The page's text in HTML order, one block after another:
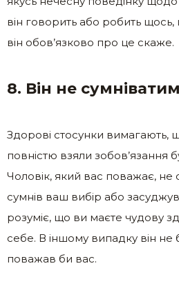
він говорить або робить
він обов’язково про це скаже.
8. Він не
Здорові стосунки
повністю взяли зобов’язання
Чоловік, який вас поважає, не
сумнів ваш вибір або
розуміє, що ви маєте чудову
себе. В іншому випадку він
поважав би вас.